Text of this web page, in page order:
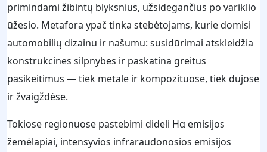
primindami žibintų blyksnius, užsidegančius po variklio
ūžesio. Metafora ypač tinka stebėtojams, kurie domisi
automobilių dizainu ir našumu: susidūrimai atskleidžia
konstrukcines silpnybes ir paskatina greitus
pasikeitimus — tiek metale ir kompozituose, tiek dujose
ir žvaigždėse.
Tokiose regionuose pastebimi dideli Hα emisijos
žemėlapiai, intensyvios infraraudonosios emisijos